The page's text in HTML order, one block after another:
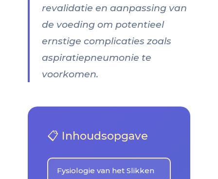
revalidatie en aanpassing van
de voeding om potentieel
ernstige complicaties zoals
aspiratiepneumonie te
voorkomen.
📋 Inhoudsopgave
Fysiologie van het Slikken